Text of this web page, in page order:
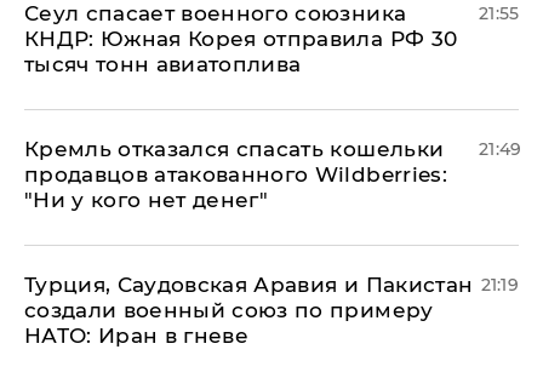
​Сеул спасает военного союзника
КНДР: Южная Корея отправила РФ 30
тысяч тонн авиатоплива
21:55
Кремль отказался спасать кошельки
продавцов атакованного Wildberries:
"Ни у кого нет денег"
21:49
Турция, Саудовская Аравия и Пакистан
создали военный союз по примеру
НАТО: Иран в гневе
21:19